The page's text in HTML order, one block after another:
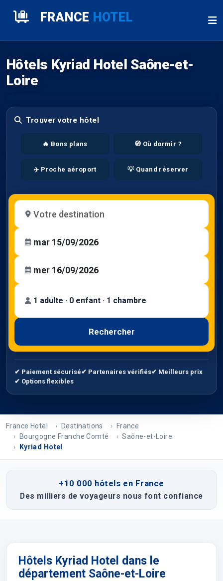
FRANCE HOTEL
Hôtels Kyriad Hotel Saône-et-
Loire
Trouver votre hôtel
🔥 Bons plans 🧭 Où dormir ?
✈️ Proche aéroport 💡 Quand réserver
1 adulte · 0 enfant · 1 chambre
Rechercher
✔ Paiement sécurisé✔ Partenaires vérifiés✔ Meilleurs prix
✔ Options flexibles
France Hotel Destinations
France
Bourgogne Franche Comté
Saône-et-Loire
Kyriad Hotel
+10 000 hôtels en France
Des milliers de voyageurs nous font confiance
Hôtels Kyriad Hotel dans le
département Saône-et-Loire